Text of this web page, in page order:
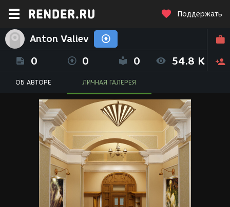
Поддержать
Anton Valiev
0 0 0 54.8 K
ОБ АВТОРЕ ЛИЧНАЯ ГАЛЕРЕЯ